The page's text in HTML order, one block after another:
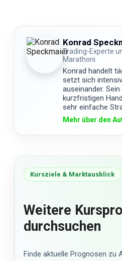
Konrad
Trading-Experte
Marathoni
Konrad handelt
setzt sich
auseinander.
kurzfristigen
sehr einfache
Mehr über den
Kursziele & Marktausblick
Weitere
durchsuchen
Finde aktuelle Prognosen zu